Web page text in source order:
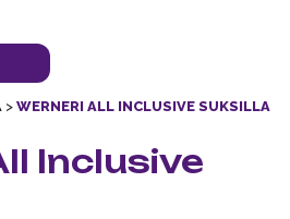
> WERNERI ALL INCLUSIVE SUKSILLA
Inclusive